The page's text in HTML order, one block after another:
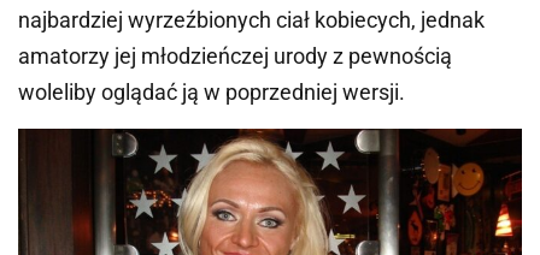
najbardziej wyrzeźbionych ciał kobiecych, jednak
amatorzy jej młodzieńczej urody z pewnością
woleliby oglądać ją w poprzedniej wersji.